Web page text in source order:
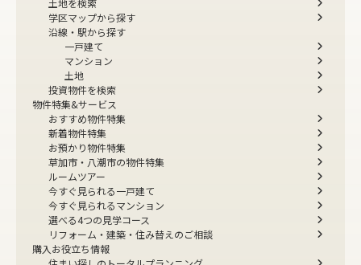
土地を検索
学区マップから探す
沿線・駅から探す
一戸建て
マンション
土地
投資物件を検索
物件特集&サービス
おすすめ物件特集
新着物件特集
お預かり物件特集
草加市・八潮市の物件特集
ルームツアー
今すぐ見られる一戸建て
今すぐ見られるマンション
選べる4つの見学コース
リフォーム・建築・住み替えのご相談
購入お役立ち情報